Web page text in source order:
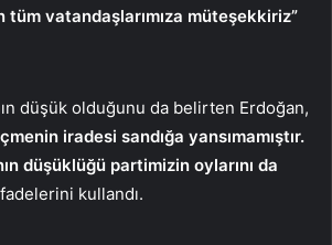
tüm vatandaşlarımıza müteşekkiriz”
düşük olduğunu da belirten Erdoğan,
iradesi sandığa yansımamıştır.
düşüklüğü partimizin oylarını da
kullandı.